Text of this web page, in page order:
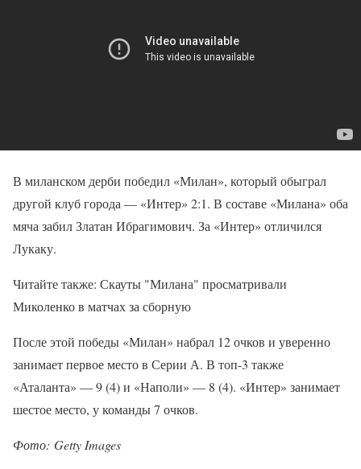
В миланском дерби победил «Милан», который обыграл
другой клуб города — «Интер» 2:1. В составе «Милана» оба
мяча забил Златан Ибрагимович. За «Интер» отличился
Лукаку.
Читайте также: Скауты "Милана" просматривали
Миколенко в матчах за сборную
После этой победы «Милан» набрал 12 очков и уверенно
занимает первое место в Серии А. В топ-3 также
«Аталанта» — 9 (4) и «Наполи» — 8 (4). «Интер» занимает
шестое место, у команды 7 очков.
Фото: Getty Images